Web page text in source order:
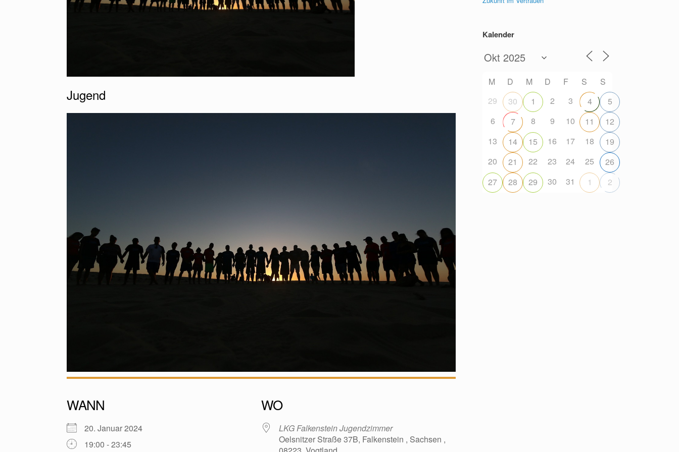
Jugend
WANN
20. Januar 2024
19:00 - 23:45
WO
LKG Falkenstein Jugendzimmer
Oelsnitzer Straße 37B, Falkenstein , Sachsen ,
Kalender
M D M D F S
S
29
30 1 2 3 4
5
6
7 8 9 10 11
12
13
14 15 16 17 18
19
20
21 22 23 24 25
26
27
28 29 30 31 1 2